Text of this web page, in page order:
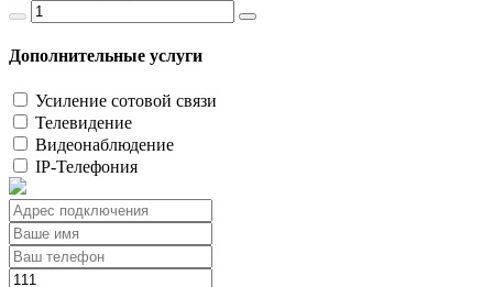
Дополнительные услуги
Усиление сотовой связи
Телевидение
Видеонаблюдение
IP-Телефония